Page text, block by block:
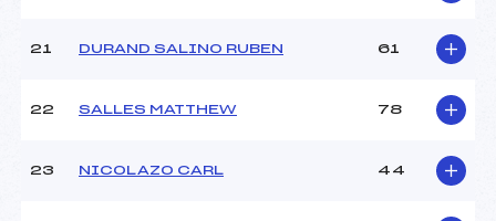
21 DURAND SALINO RUBEN 61
22 SALLES MATTHEW 78
23 NICOLAZO CARL 44